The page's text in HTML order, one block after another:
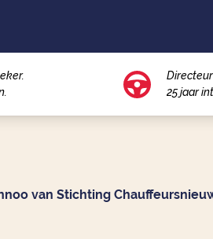
25 jaar
van Stichting